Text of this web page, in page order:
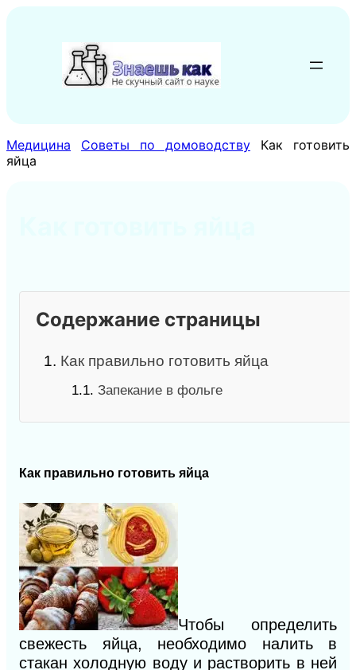
содержимому
Медицина Советы по домоводству
Как готовить
яйца
Содержание страницы
1. Как правильно готовить яйца
1.1. Запекание в фольге
Как правильно готовить яйца
Чтобы определить
свежесть яйца, необходимо налить в
стакан холодную воду и растворить в ней